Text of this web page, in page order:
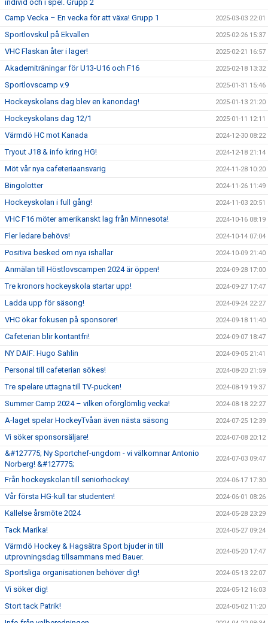
individ och i spel. Grupp 2
Camp Vecka – En vecka för att växa! Grupp 1 2025-03-03 22:01
Sportlovskul på Ekvallen 2025-02-26 15:37
VHC Flaskan åter i lager! 2025-02-21 16:57
Akademiträningar för U13-U16 och F16 2025-02-18 13:32
Sportlovscamp v.9 2025-01-31 15:46
Hockeyskolans dag blev en kanondag! 2025-01-13 21:20
Hockeyskolans dag 12/1 2025-01-11 12:11
Värmdö HC mot Kanada 2024-12-30 08:22
Tryout J18 & info kring HG! 2024-12-18 21:14
Möt vår nya cafeteriaansvarig 2024-11-28 10:20
Bingolotter 2024-11-26 11:49
Hockeyskolan i full gång! 2024-11-03 20:51
VHC F16 möter amerikanskt lag från Minnesota! 2024-10-16 08:19
Fler ledare behövs! 2024-10-14 07:04
Positiva besked om nya ishallar 2024-10-09 21:40
Anmälan till Höstlovscampen 2024 är öppen! 2024-09-28 17:00
Tre kronors hockeyskola startar upp! 2024-09-27 17:47
Ladda upp för säsong! 2024-09-24 22:27
VHC ökar fokusen på sponsorer! 2024-09-18 11:40
Cafeterian blir kontantfri! 2024-09-07 18:47
NY DAIF: Hugo Sahlin 2024-09-05 21:41
Personal till cafeterian sökes! 2024-08-20 21:59
Tre spelare uttagna till TV-pucken! 2024-08-19 19:37
Summer Camp 2024 – vilken oförglömlig vecka! 2024-08-18 22:27
A-laget spelar HockeyTvåan även nästa säsong 2024-07-25 12:39
Vi söker sponsorsäljare! 2024-07-08 20:12
&#127775; Ny Sportchef-ungdom - vi välkomnar Antonio
Norberg! &#127775;
2024-07-03 09:47
Från hockeyskolan till seniorhockey! 2024-06-17 17:30
Vår första HG-kull tar studenten! 2024-06-01 08:26
Kallelse årsmöte 2024 2024-05-28 23:29
Tack Marika! 2024-05-27 09:24
Värmdö Hockey & Hagsätra Sport bjuder in till
utprovningsdag tillsammans med Bauer.
2024-05-20 17:47
Sportsliga organisationen behöver dig! 2024-05-13 22:07
Vi söker dig! 2024-05-12 16:03
Stort tack Patrik! 2024-05-02 11:20